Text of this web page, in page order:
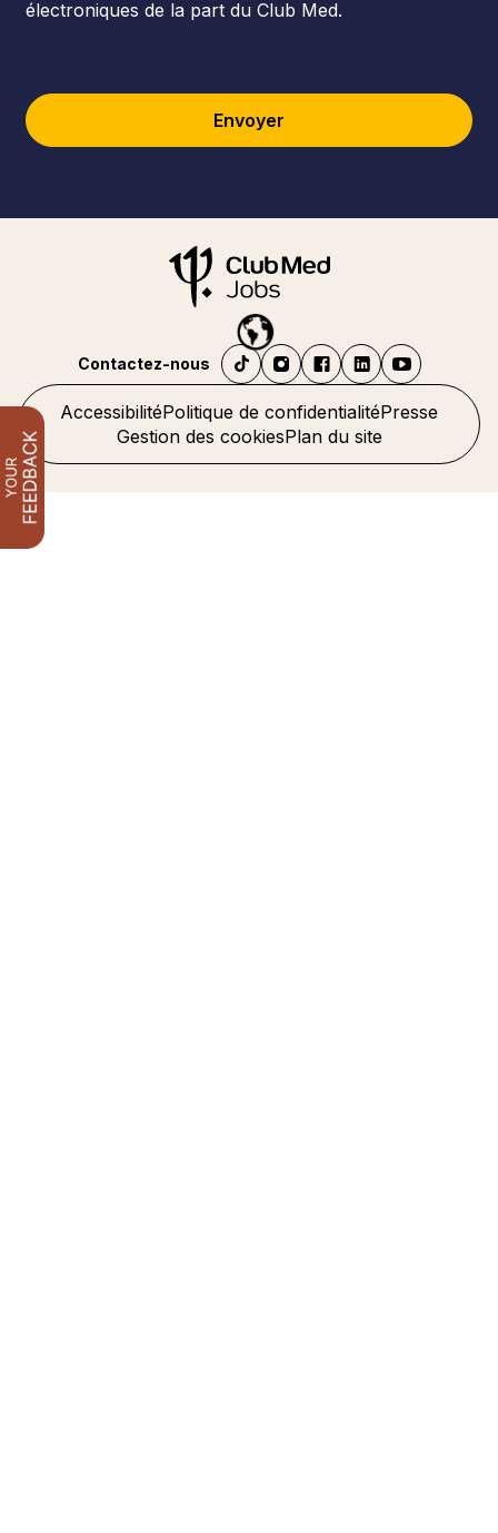
électroniques de la part du Club Med.
Envoyer
AccessibilitéPolitique de confidentialitéPresse
Gestion des cookiesPlan du site
Contactez-nous